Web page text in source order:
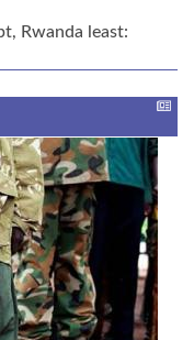
Rwanda least: